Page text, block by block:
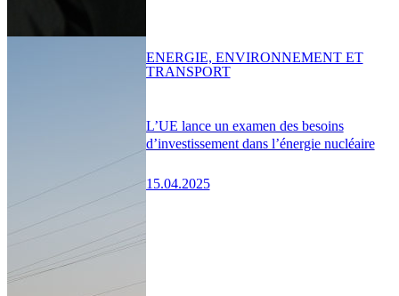
L’UE lance un examen des besoins
d’investissement dans l’énergie nucléaire
15.04.2025
ENERGIE, ENVIRONNEMENT ET
TRANSPORT